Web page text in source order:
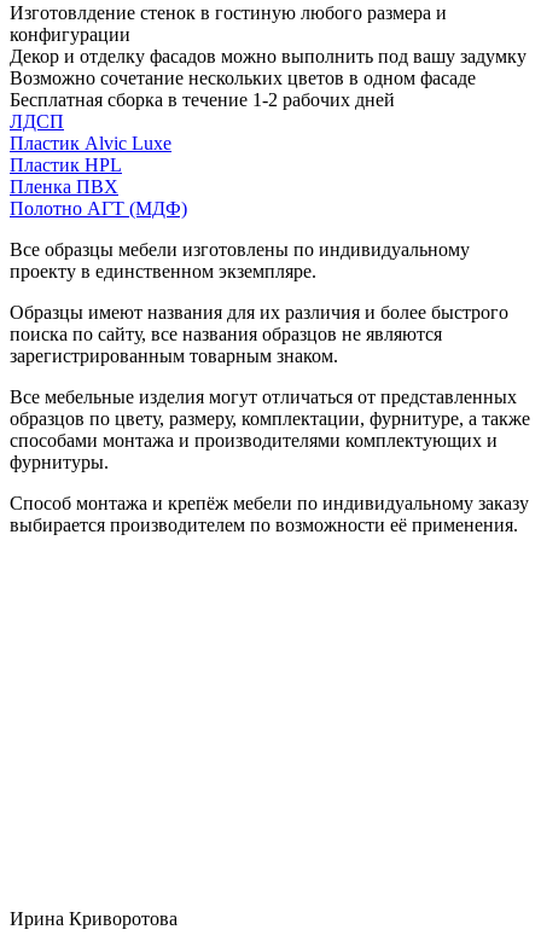
Изготовлдение стенок в гостиную любого размера и
конфигурации
Декор и отделку фасадов можно выполнить под вашу задумку
Возможно сочетание нескольких цветов в одном фасаде
Бесплатная сборка в течение 1-2 рабочих дней
ЛДСП
Пластик Alvic Luxe
Пластик HPL
Пленка ПВХ
Полотно АГТ (МДФ)
Все образцы мебели изготовлены по индивидуальному
проекту в единственном экземпляре.
Образцы имеют названия для их различия и более быстрого
поиска по сайту, все названия образцов не являются
зарегистрированным товарным знаком.
Все мебельные изделия могут отличаться от представленных
образцов по цвету, размеру, комплектации, фурнитуре, а также
способами монтажа и производителями комплектующих и
фурнитуры.
Способ монтажа и крепёж мебели по индивидуальному заказу
выбирается производителем по возможности её применения.
Ирина Криворотова